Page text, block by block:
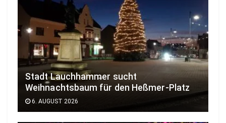
Stadt Lauchhammer sucht
Weihnachtsbaum für den Heßmer-Platz
6. AUGUST 2026